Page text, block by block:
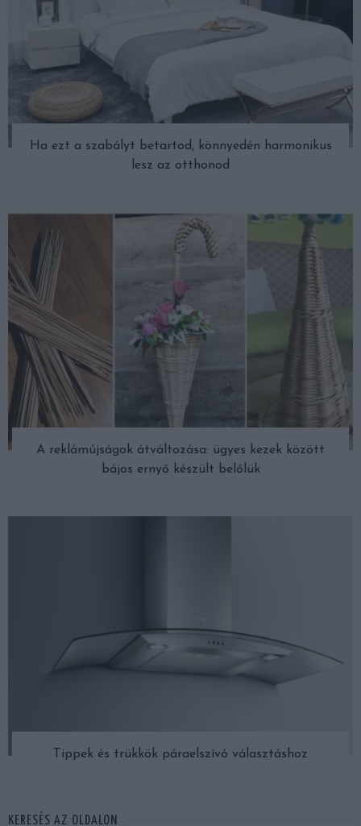
Ha ezt a szabályt betartod, könnyedén harmonikus
lesz az otthonod
A reklámújságok átváltozása: ügyes kezek között
bájos ernyő készült belőlük
Tippek és trükkök páraelszívó választáshoz
KERESÉS AZ OLDALON